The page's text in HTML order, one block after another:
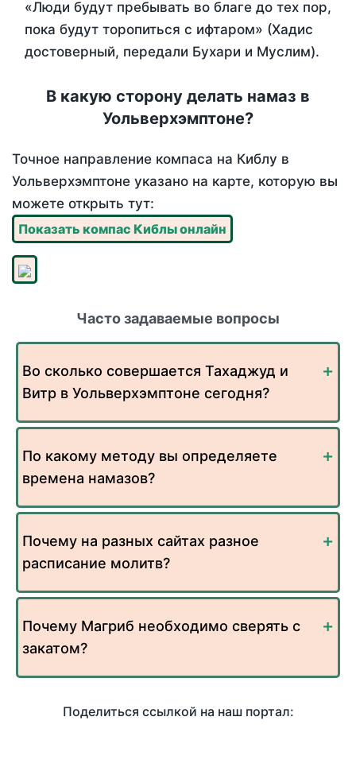
«Люди будут пребывать во благе до тех пор,
пока будут торопиться с ифтаром» (Хадис
достоверный, передали Бухари и Муслим).
В какую сторону делать намаз в
Уольверхэмптоне?
Точное направление компаса на Киблу в
Уольверхэмптоне указано на карте, которую вы
можете открыть тут:
Показать компас Киблы онлайн
Часто задаваемые вопросы
Во сколько совершается Тахаджуд и
Витр в Уольверхэмптоне сегодня?
По какому методу вы определяете
времена намазов?
Почему на разных сайтах разное
расписание молитв?
Почему Магриб необходимо сверять с
закатом?
Поделиться ссылкой на наш портал: